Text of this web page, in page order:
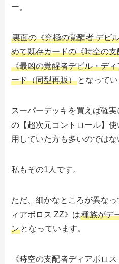
ー。
裏面の《究極の覚醒者 デビ
めて既存カードの《時空の
《最凶の覚醒者デビル・デ
ード（同型再販） となってい
スーパーデッキを買えば確
の【超次元コントロール】
用していた方も多いのではな
私もその1人です。
ただ、細かなところが異な
ィアボロス ZZ》は種族がデ
ン となっています。
《時空の支配者ディアボロ